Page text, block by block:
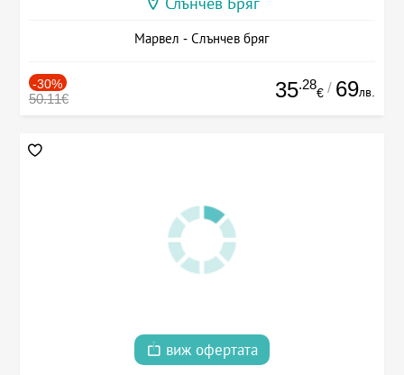
Слънчев Бряг
Марвел - Слънчев бряг
-30%
50.11€ 35.28
€ / 69лв.
виж офертата